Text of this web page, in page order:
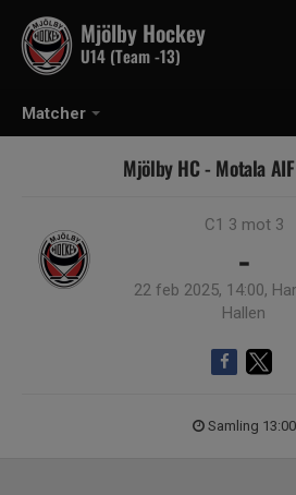
Matcher
Mjölby Hockey
U14 (Team -13)
Mjölby HC - Motala
C1 3 mot 3
-
22 feb 2025, 14:00,
Hallen
Samling 13:00